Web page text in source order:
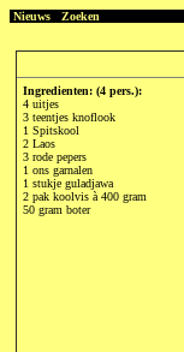
Nieuws Zoeken
Ingredienten: (4 pers.):
4 uitjes
3 teentjes knoflook
1 Spitskool
2 Laos
3 rode pepers
1 ons garnalen
1 stukje guladjawa
2 pak koolvis à 400 gram
50 gram boter